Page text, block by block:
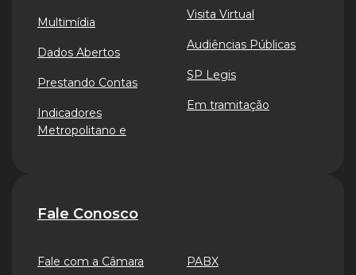
Multimídia
Dados Abertos
Prestando Contas
Indicadores
Metropolitano e
Visita Virtual
Audiências Públicas
SP Legis
Em tramitação
Fale Conosco
Fale com a Câmara PABX